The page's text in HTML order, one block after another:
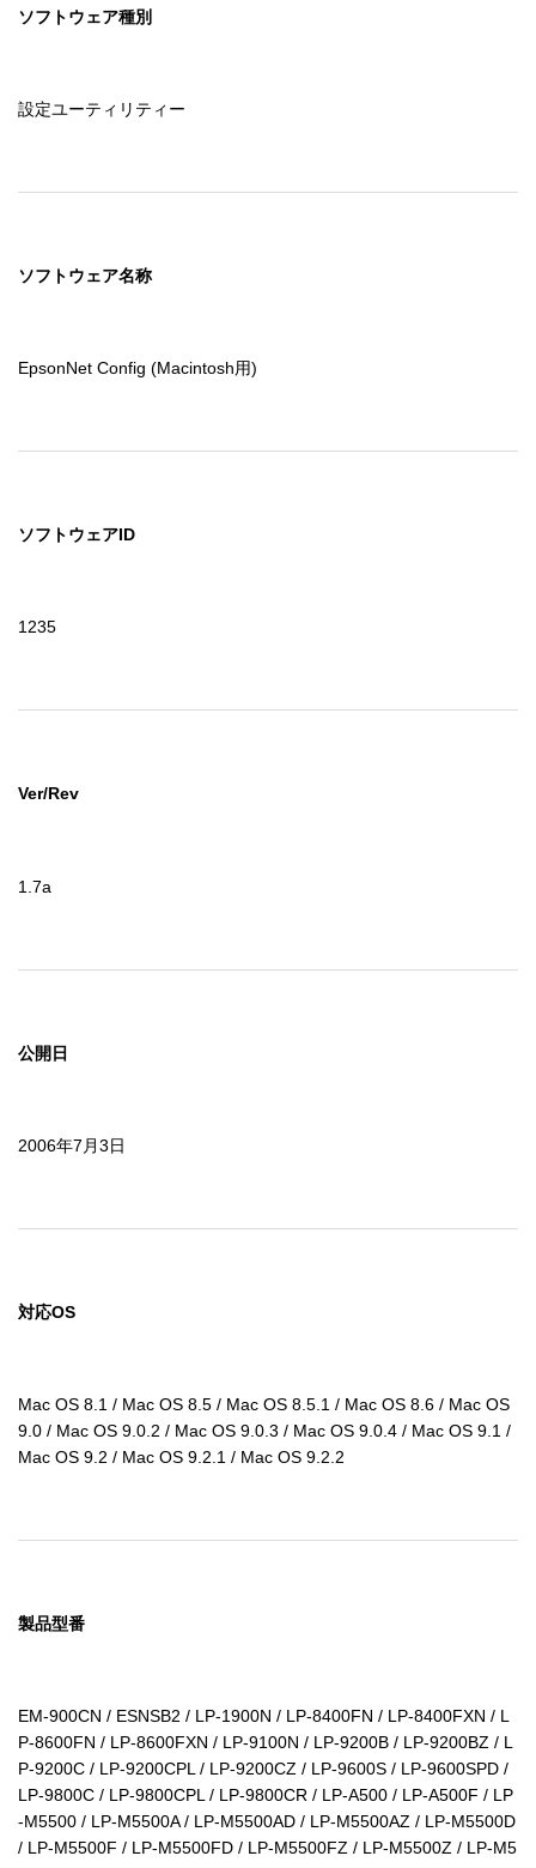
セイコーエプソン株式会社に帰属します。
ソフトウェア種別
設定ユーティリティー
ソフトウェア名称
EpsonNet Config (Macintosh用)
ソフトウェアID
1235
Ver/Rev
1.7a
公開日
2006年7月3日
対応OS
Mac OS 8.1 / Mac OS 8.5 / Mac OS 8.5.1 / Mac OS 8.6 / Mac OS
9.0 / Mac OS 9.0.2 / Mac OS 9.0.3 / Mac OS 9.0.4 / Mac OS 9.1 /
Mac OS 9.2 / Mac OS 9.2.1 / Mac OS 9.2.2
製品型番
EM-900CN / ESNSB2 / LP-1900N / LP-8400FN / LP-8400FXN / L
P-8600FN / LP-8600FXN / LP-9100N / LP-9200B / LP-9200BZ / L
P-9200C / LP-9200CPL / LP-9200CZ / LP-9600S / LP-9600SPD /
LP-9800C / LP-9800CPL / LP-9800CR / LP-A500 / LP-A500F / LP
-M5500 / LP-M5500A / LP-M5500AD / LP-M5500AZ / LP-M5500D
/ LP-M5500F / LP-M5500FD / LP-M5500FZ / LP-M5500Z / LP-M5